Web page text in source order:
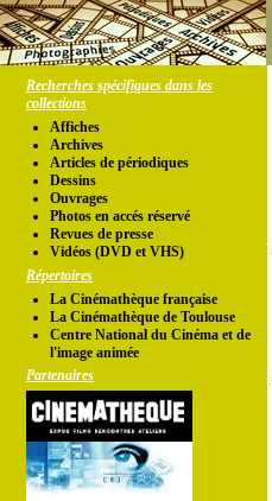
Recherches spécifiques dans les
collections
Affiches
Archives
Articles de périodiques
Dessins
Ouvrages
Photos en accés réservé
Revues de presse
Vidéos (DVD et VHS)
Répertoires
La Cinémathèque française
La Cinémathèque de Toulouse
Centre National du Cinéma et de
l'image animée
Partenaires